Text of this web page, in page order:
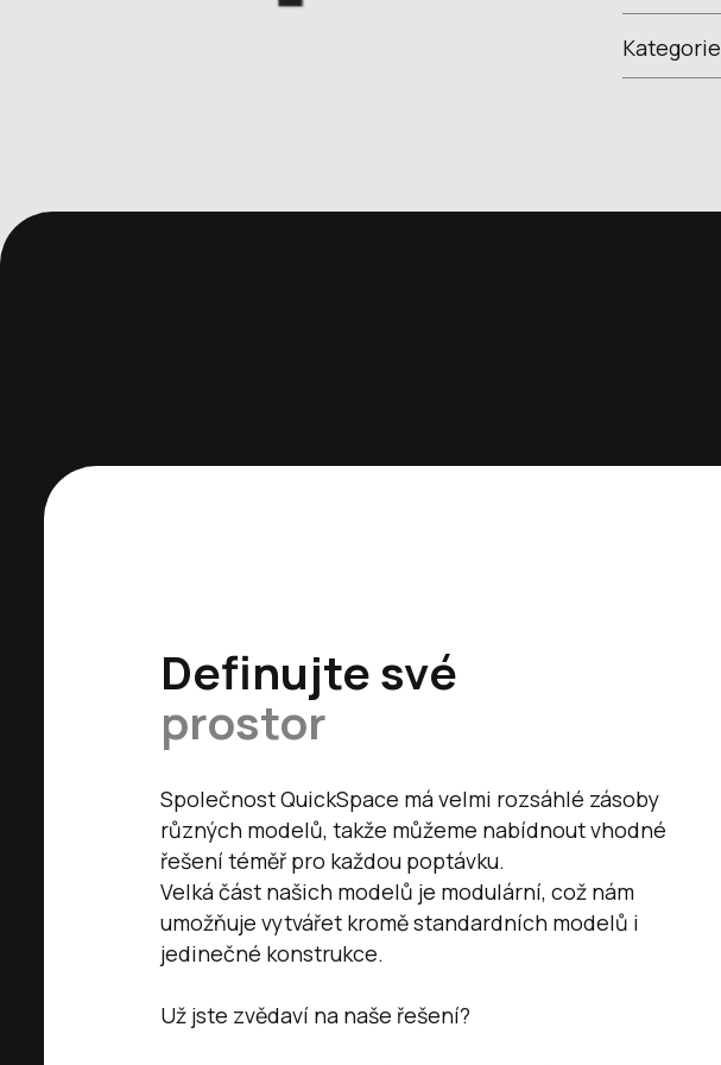
Kategorie
Definujte své
prostor
Společnost QuickSpace má velmi rozsáhlé zásoby
různých modelů, takže můžeme nabídnout vhodné
řešení téměř pro každou poptávku.
Velká část našich modelů je modulární, což nám
umožňuje vytvářet kromě standardních modelů i
jedinečné konstrukce.
Už jste zvědaví na naše řešení?